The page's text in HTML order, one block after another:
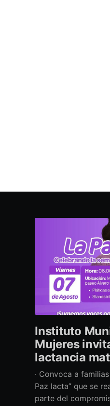
Instituto
Mujeres
lactancia
· Convoca a
Paz lacta” que se
parte del